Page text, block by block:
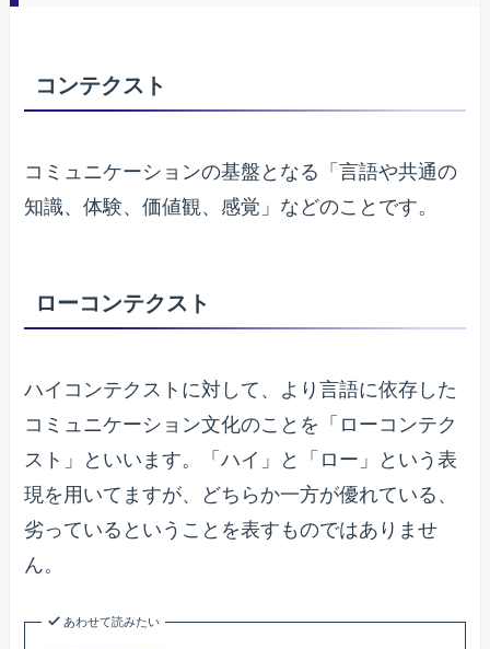
コンテクスト
コミュニケーションの基盤となる「言語や共通の
知識、体験、価値観、感覚」などのことです。
ローコンテクスト
ハイコンテクストに対して、より言語に依存した
コミュニケーション文化のことを「ローコンテク
スト」といいます。「ハイ」と「ロー」という表
現を用いてますが、どちらか一方が優れている、
劣っているということを表すものではありませ
ん。
あわせて読みたい